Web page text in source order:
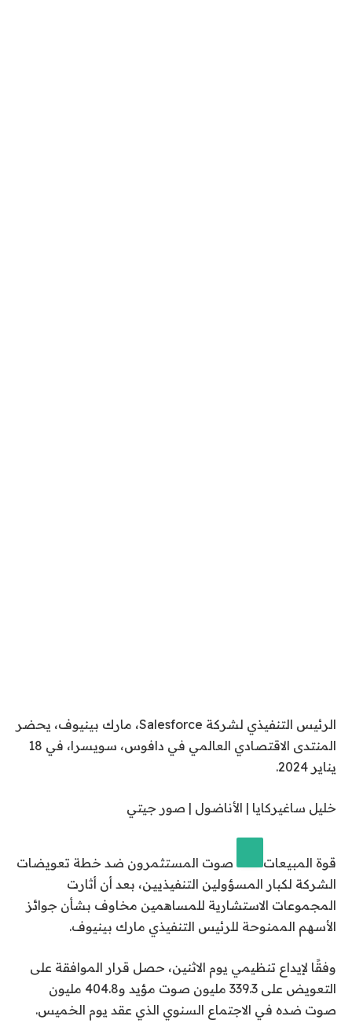
الرئيس التنفيذي لشركة Salesforce، مارك بينيوف، يحضر
المنتدى الاقتصادي العالمي في دافوس، سويسرا، في 18
يناير 2024.
خليل ساغيركايا | الأناضول | صور جيتي
قوة المبيعات
صوت المستثمرون ضد خطة تعويضات
الشركة لكبار المسؤولين التنفيذيين، بعد أن أثارت
المجموعات الاستشارية للمساهمين مخاوف بشأن جوائز
الأسهم الممنوحة للرئيس التنفيذي مارك بينيوف.
وفقًا لإيداع تنظيمي يوم الاثنين، حصل قرار الموافقة على
التعويض على 339.3 مليون صوت مؤيد و404.8 مليون
صوت ضده في الاجتماع السنوي الذي عقد يوم الخميس.